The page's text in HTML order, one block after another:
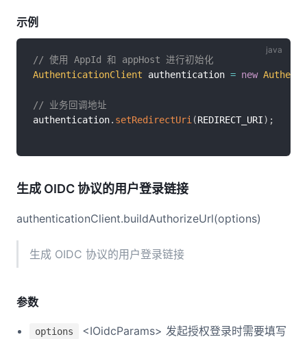
示例
// 使用 AppId 和 appHost 进行初始化
AuthenticationClient authentication = new
// 业务回调地址
authentication. setRedirectUri (REDIRECT_URI) ;
生成 OIDC 协议的用户登录链接
authenticationClient.buildAuthorizeUrl(options)
生成 OIDC 协议的用户登录链接
参数
options
<IOidcParams> 发起授权登录时需要填写